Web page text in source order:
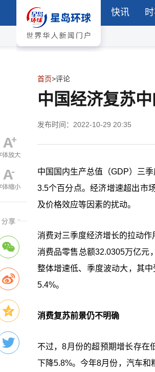
快讯
首页>评论
中国经济 复苏
发布时间：2022-10-29 20:35
中国国内生产总值（GDP）三
3.5个百分点。经济增速超出市
及价格效应等因素的扰动。
消费对三季度经济增长的拉动
消费品零售总额32.0305万亿元
整体增速低、季度波动大，其
5.4%。
消费 复苏前景仍不明确
不过，8月份的超预期增长存在
下降5.8%。今年8月份，汽车和